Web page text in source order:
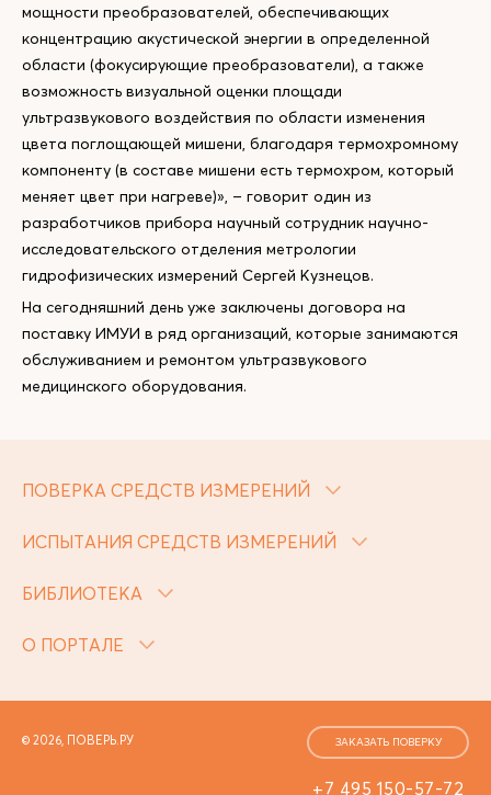
мощности преобразователей, обеспечивающих
концентрацию акустической энергии в определенной
области (фокусирующие преобразователи), а также
возможность визуальной оценки площади
ультразвукового воздействия по области изменения
цвета поглощающей мишени, благодаря термохромному
компоненту (в составе мишени есть термохром, который
меняет цвет при нагреве)», – говорит один из
разработчиков прибора научный сотрудник научно-
исследовательского отделения метрологии
гидрофизических измерений Сергей Кузнецов.
На сегодняшний день уже заключены договора на
поставку ИМУИ в ряд организаций, которые занимаются
обслуживанием и ремонтом ультразвукового
медицинского оборудования.
ПОВЕРКА СРЕДСТВ ИЗМЕРЕНИЙ
ИСПЫТАНИЯ СРЕДСТВ ИЗМЕРЕНИЙ
БИБЛИОТЕКА
О ПОРТАЛЕ
© 2026, ПОВЕРЬ.РУ
+7 495 150-57-72
ЗАКАЗАТЬ ПОВЕРКУ